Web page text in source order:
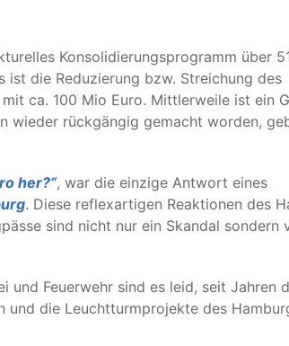
Konsolidierungsprogramm über
ist die Reduzierung bzw. Streichung des
ca. 100 Mio Euro. Mittlerweile ist ein
wieder rückgängig gemacht worden,
her?“, war die einzige Antwort eines
. Diese reflexartigen Reaktionen des
sind nicht nur ein Skandal sondern
und Feuerwehr sind es leid, seit Jahren
die Leuchtturmprojekte des